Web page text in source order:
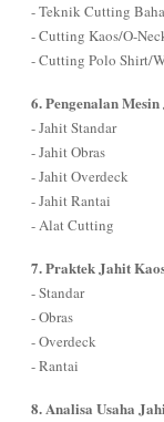
- Teknik Cutting
- Cutting Kaos/O-
- Cutting Polo Shirt/
6. Pengenalan
- Jahit Standar
- Jahit Obras
- Jahit Overdeck
- Jahit Rantai
- Alat Cutting
7. Praktek Jahit
- Standar
- Obras
- Overdeck
- Rantai
8. Analisa Usaha